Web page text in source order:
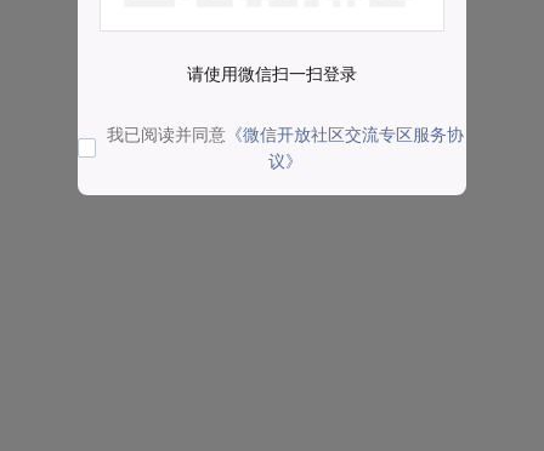
请使用微信扫一扫登录
我已阅读并同意 《微信开放社区交流专区服务协
议》